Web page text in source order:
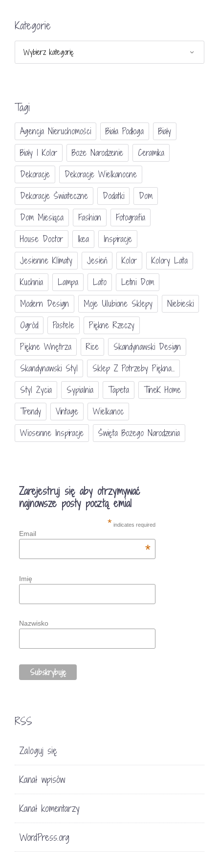
Kategorie
Tagi
Agencja Nieruchomości Biała Podłoga
Biały
Biały I Kolor
Boże Narodzenie
Ceramika
Dekoracje
Dekoracje Wielkanocne
Dekoracje Świateczne
Dodatki
Dom
Dom Miesiąca
Fashion
Fotografia
House Doctor
Ikea
Inspiracje
Jesienne Klimaty
Jesień Kolor
Kolory Lata
Kuchnia
Lampa Lato
Letni Dom
Modern Design
Moje Ulubione Sklepy
Niebieski
Ogród
Pastele
Piękne Rzeczy
Piękne Wnętrza
Rice
Skandynawski Design
Skandynawski Styl
Sklep Z Potrzeby Piękna...
Styl Życia
Sypialnia Tapeta
TineK Home
Trendy
Vintage
Wielkanoc
Wiosenne Inspiracje
Święta Bożego Narodzenia
Zarejestruj się aby otrzymywać
najnowsze posty pocztą emial
* indicates required
Email
*
Imię
Nazwisko
RSS
Zaloguj się
Kanał wpisów
Kanał komentarzy
WordPress.org